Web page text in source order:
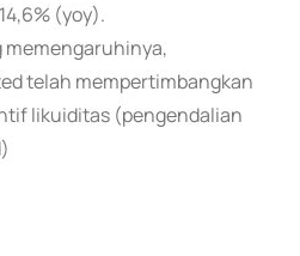
(yoy).
memengaruhinya,
telah mempertimbangkan
likuiditas (pengendalian